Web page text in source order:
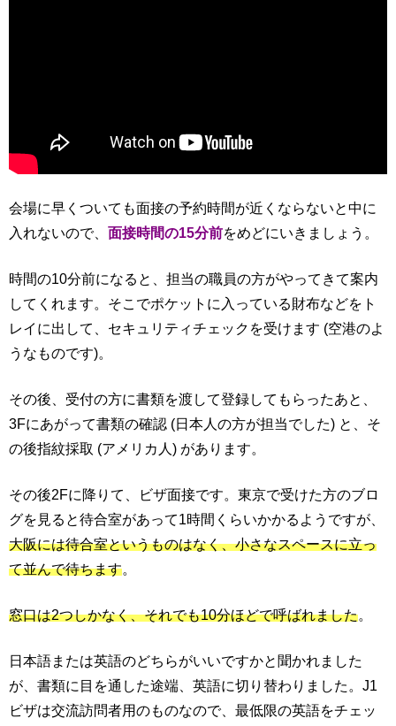
会場に早くついても面接の予約時間が近くならないと中に
入れないので、 面接時間の15分前をめどにいきましょう。
時間の10分前になると、担当の職員の方がやってきて案内
してくれます。そこでポケットに入っている財布などをト
レイに出して、セキュリティチェックを受けます (空港のよ
うなものです)。
その後、受付の方に書類を渡して登録してもらったあと、
3Fにあがって書類の確認 (日本人の方が担当でした) と、そ
の後指紋採取 (アメリカ人) があります。
その後2Fに降りて、ビザ面接です。東京で受けた方のブロ
グを見ると待合室があって1時間くらいかかるようですが、
大阪には待合室というものはなく、小さなスペースに立っ
て並んで待ちます
窓口は2つしかなく、それでも10分ほどで呼ばれました
日本語または英語のどちらがいいですかと聞かれました
が、書類に目を通した途端、英語に切り替わりました。J1
ビザは交流訪問者用のものなので、最低限の英語をチェッ